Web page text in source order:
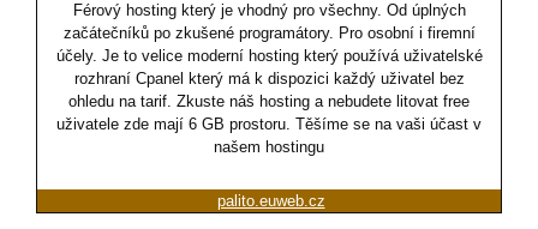
Férový hosting který je vhodný pro všechny. Od úplných
začátečníků po zkušené programátory. Pro osobní i firemní
účely. Je to velice moderní hosting který používá uživatelské
rozhraní Cpanel který má k dispozici každý uživatel bez
ohledu na tarif. Zkuste náš hosting a nebudete litovat free
uživatele zde mají 6 GB prostoru. Těšíme se na vaši účast v
našem hostingu
palito.euweb.cz